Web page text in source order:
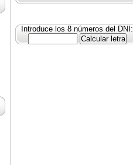
Introduce los 8 números del DNI: